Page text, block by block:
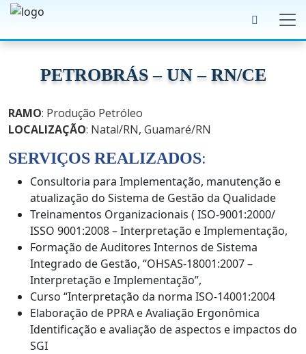
PETROBRÁS – UN – RN/CE
RAMO: Produção Petróleo
LOCALIZAÇÃO: Natal/RN, Guamaré/RN
SERVIÇOS REALIZADOS:
Consultoria para Implementação, manutenção e
atualização do Sistema de Gestão da Qualidade
Treinamentos Organizacionais ( ISO-9001:2000/
ISSO 9001:2008 – Interpretação e Implementação,
Formação de Auditores Internos de Sistema
Integrado de Gestão, “OHSAS-18001:2007 –
Interpretação e Implementação”,
Curso “Interpretação da norma ISO-14001:2004
Elaboração de PPRA e Avaliação Ergonômica
Identificação e avaliação de aspectos e impactos do
SGI